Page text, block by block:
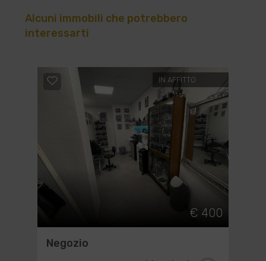
Alcuni immobili che potrebbero
interessarti
IN AFFITTO
€ 400
Negozio